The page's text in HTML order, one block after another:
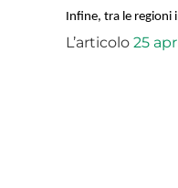
Infine, tra le regioni
L’articolo 25